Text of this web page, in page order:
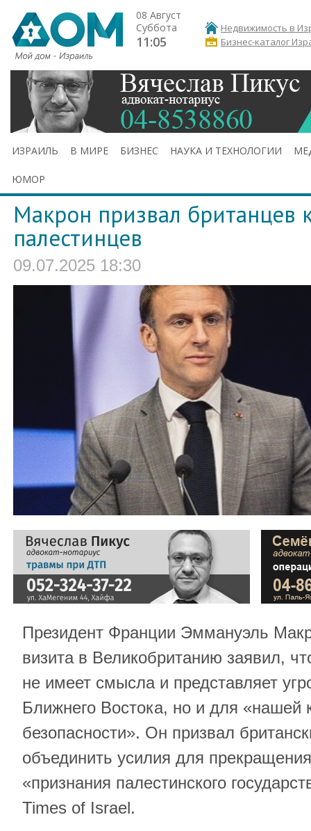
08 Август
Суббота
11:05
Недвижимость в
Бизнес-каталог
ИЗРАИЛЬ В МИРЕ БИЗНЕС НАУКА И ТЕХНОЛОГИИ
ЮМОР
Макрон призвал британцев
палестинцев
09.07.2025 18:30
Президент Франции Эммануэль
визита в Великобританию заявил,
не имеет смысла и представляет
Ближнего Востока, но и для «нашей
безопасности». Он призвал
объединить усилия для
«признания палестинского
Times of Israel.